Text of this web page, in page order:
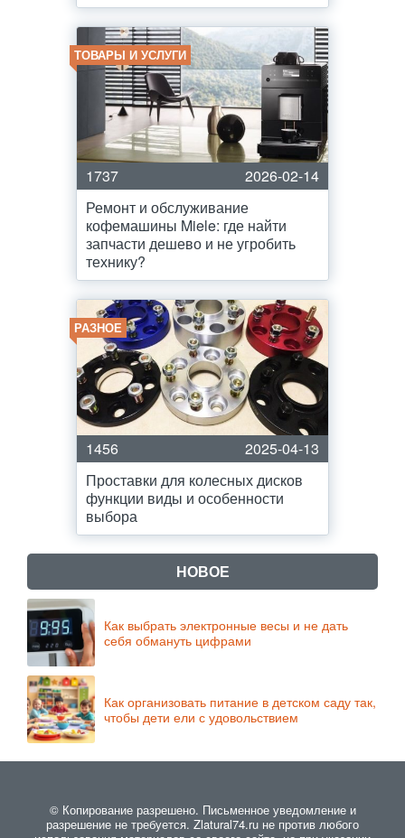
ТОВАРЫ И УСЛУГИ
1737
2026-02-14
Ремонт и обслуживание
кофемашины Miele: где найти
запчасти дешево и не угробить
технику?
РАЗНОЕ
1456
2025-04-13
Проставки для колесных дисков
функции виды и особенности
выбора
НОВОЕ
Как выбрать электронные весы и не дать
себя обмануть цифрами
Как организовать питание в детском саду так,
чтобы дети ели с удовольствием
© Копирование разрешено. Письменное уведомление и
разрешение не требуется. Zlatural74.ru не против любого